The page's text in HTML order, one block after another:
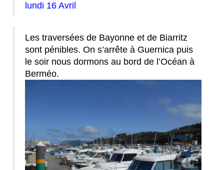
lundi 16 Avril
Les traversées de Bayonne et de Biarritz
sont pénibles. On s’arrête à Guernica puis
le soir nous dormons au bord de l’Océan à
Berméo.